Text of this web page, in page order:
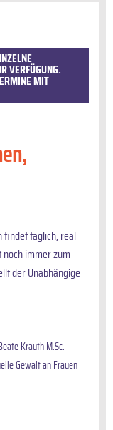
VERFÜGUNG.
MIT
findet täglich, real
immer zum
der Unabhängige
Krauth M.Sc.
Gewalt an Frauen